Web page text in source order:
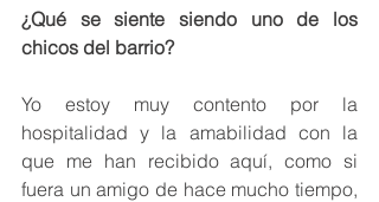
¿Qué se siente siendo uno de los
chicos del barrio?
Yo estoy muy contento por la
hospitalidad y la amabilidad con la
que me han recibido aquí, como si
fuera un amigo de hace mucho tiempo,